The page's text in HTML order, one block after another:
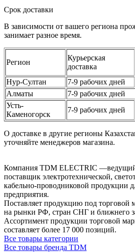
Срок доставки
В зависимости от вашего региона
занимает разное время.
Регион
Курьерская
доставка
Нур-Султан
7-9 рабочих дней
Алматы
7-9 рабочих дней
Усть-
Каменогорск
7-9 рабочих дней
О доставке в другие регионы
уточняйте менеджеров магазина.
Компания TDM ELECTRIC —ведущий
поставщик электротехнической,
кабельно-проводниковой продукции
предприятия.
Поставляет продукцию под
на рынки РФ, стран СНГ и ближнего
Ассортимент продукции торговой
составляет более 17 000 позиций.
Все товары категории
Все товары бренда TDM